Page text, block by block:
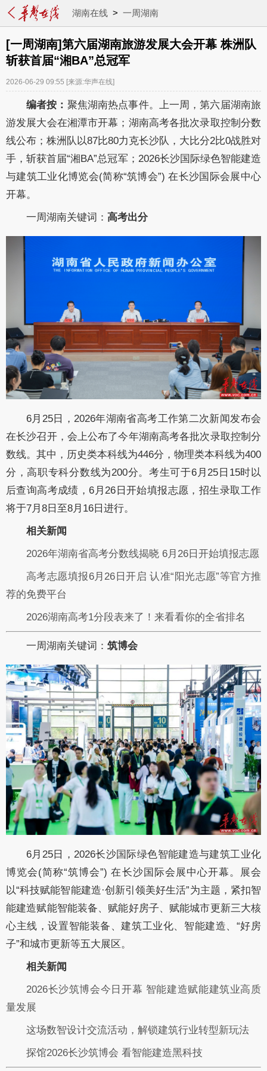
湖南在线> 一周湖南
[一周湖南]第六届湖南旅游发展大会开幕 株洲队
斩获首届“湘BA”总冠军
2026-06-29 09:55 [来源:华声在线]
编者按： 聚焦湖南热点事件。上一周，第六届湖南旅
游发展大会在湘潭市开幕；湖南高考各批次录取控制分数
线公布；株洲队以87比80力克长沙队，大比分2比0战胜对
手，斩获首届“湘BA”总冠军；2026长沙国际绿色智能建造
与建筑工业化博览会(简称“筑博会”) 在长沙国际会展中心
开幕。
一周湖南关键词： 高考出分
6月25日，2026年湖南省高考工作第二次新闻发布会
在长沙召开，会上公布了今年湖南高考各批次录取控制分
数线。其中，历史类本科线为446分，物理类本科线为400
分，高职专科分数线为200分。考生可于6月25日15时以
后查询高考成绩，6月26日开始填报志愿，招生录取工作
将于7月8日至8月16日进行。
相关新闻
2026年湖南省高考分数线揭晓 6月26日开始填报志愿
高考志愿填报6月26日开启 认准“阳光志愿”等官方推
荐的免费平台
2026湖南高考1分段表来了！来看看你的全省排名
一周湖南关键词： 筑博会
6月25日，2026长沙国际绿色智能建造与建筑工业化
博览会(简称“筑博会”) 在长沙国际会展中心开幕。展会
以“科技赋能智能建造·创新引领美好生活”为主题，紧扣智
能建造赋能智能装备、赋能好房子、赋能城市更新三大核
心主线，设置智能装备、建筑工业化、智能建造、“好房
子”和城市更新等五大展区。
相关新闻
2026长沙筑博会今日开幕 智能建造赋能建筑业高质
量发展
这场数智设计交流活动，解锁建筑行业转型新玩法
探馆2026长沙筑博会 看智能建造黑科技